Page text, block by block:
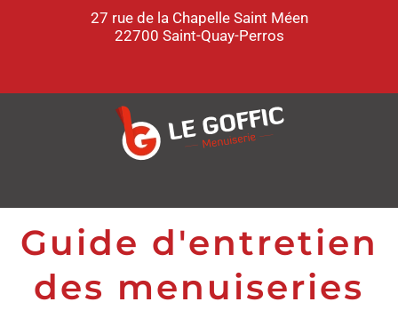
27 rue de la Chapelle Saint Méen
22700 Saint-Quay-Perros
Guide d'entretien
des menuiseries